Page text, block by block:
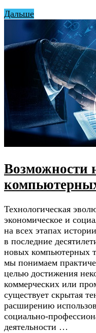
Дальше
Возможности
Технологическая
экономическое и
на всех этапах
в последние
новых компьютерных
мы понимаем
целью достижения
коммерческих или
существует скрытая
расширению
социально-
деятельности …